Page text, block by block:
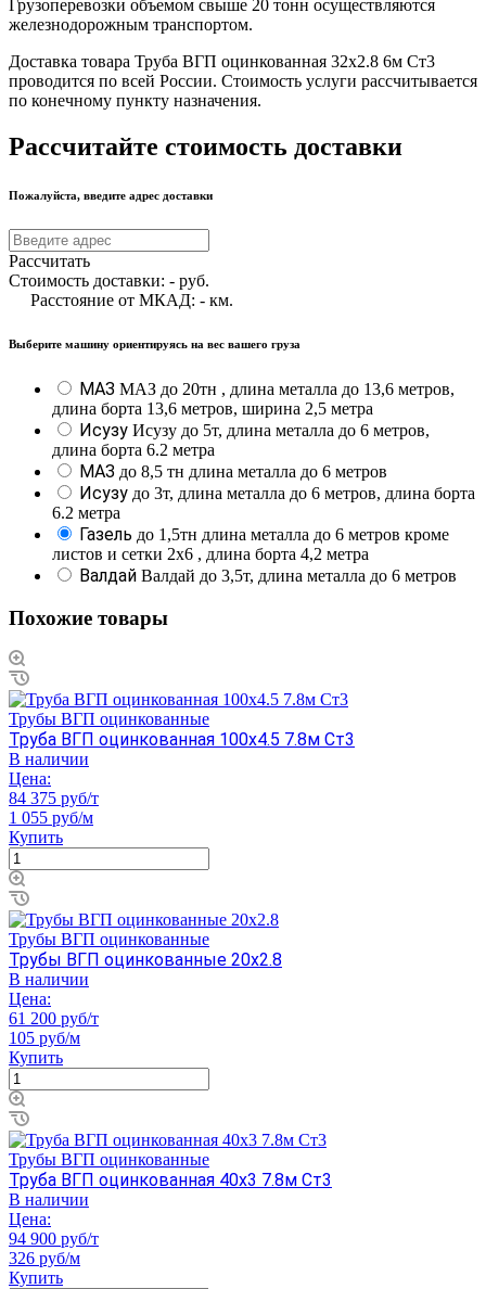
Грузоперевозки объемом свыше 20 тонн осуществляются
железнодорожным транспортом.
Доставка товара Труба ВГП оцинкованная 32х2.8 6м Ст3
проводится по всей России. Стоимость услуги рассчитывается
по конечному пункту назначения.
Рассчитайте стоимость доставки
Пожалуйста, введите адрес доставки
Рассчитать
Стоимость доставки: - руб.
Расстояние от МКАД: - км.
Выберите машину ориентируясь на вес вашего груза
МАЗ МАЗ до 20тн , длина металла до 13,6 метров,
длина борта 13,6 метров, ширина 2,5 метра
Исузу Исузу до 5т, длина металла до 6 метров,
длина борта 6.2 метра
МАЗ до 8,5 тн длина металла до 6 метров
Исузу до 3т, длина металла до 6 метров, длина борта
6.2 метра
Газель до 1,5тн длина металла до 6 метров кроме
листов и сетки 2х6 , длина борта 4,2 метра
Валдай Валдай до 3,5т, длина металла до 6 метров
Похожие товары
Трубы ВГП оцинкованные
Труба ВГП оцинкованная 100х4.5 7.8м Ст3
В наличии
Цена:
84 375 руб/т
1 055 руб/м
Купить
Трубы ВГП оцинкованные
Трубы ВГП оцинкованные 20х2.8
В наличии
Цена:
61 200 руб/т
105 руб/м
Купить
Трубы ВГП оцинкованные
Труба ВГП оцинкованная 40х3 7.8м Ст3
В наличии
Цена:
94 900 руб/т
326 руб/м
Купить